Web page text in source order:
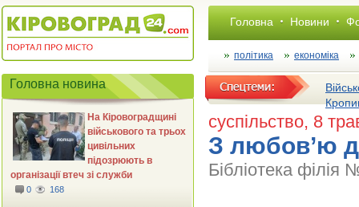
Головна Новини
політика економіка
суспільство, 8
З любов’ю
Бібліотека філія
Головна новина
На Кіровоградщині
військового та трьох
цивільних
підозрюють в
організації втеч зі служби
0 168